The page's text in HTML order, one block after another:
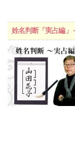
姓名判断「実占編」